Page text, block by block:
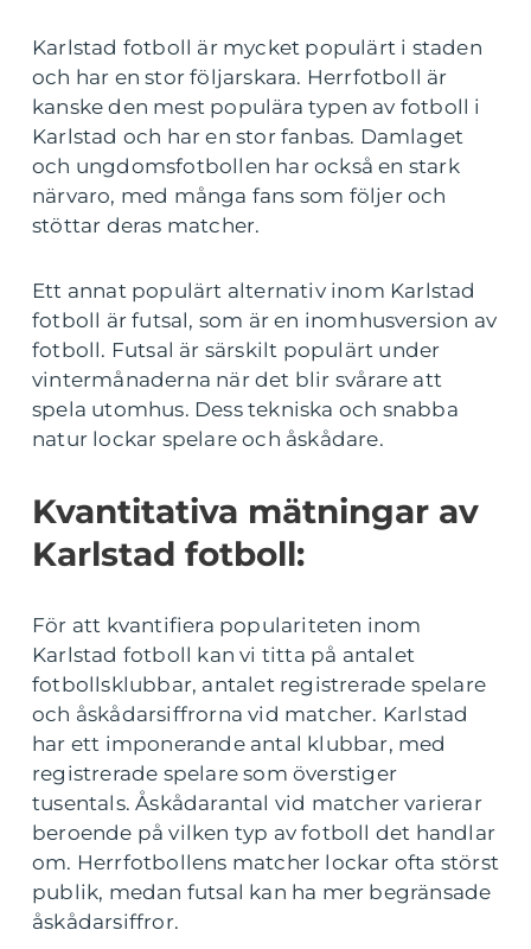
Karlstad fotboll är mycket populärt i staden
och har en stor följarskara. Herrfotboll är
kanske den mest populära typen av fotboll i
Karlstad och har en stor fanbas. Damlaget
och ungdomsfotbollen har också en stark
närvaro, med många fans som följer och
stöttar deras matcher.
Ett annat populärt alternativ inom Karlstad
fotboll är futsal, som är en inomhusversion av
fotboll. Futsal är särskilt populärt under
vintermånaderna när det blir svårare att
spela utomhus. Dess tekniska och snabba
natur lockar spelare och åskådare.
Kvantitativa mätningar av
Karlstad fotboll:
För att kvantifiera populariteten inom
Karlstad fotboll kan vi titta på antalet
fotbollsklubbar, antalet registrerade spelare
och åskådarsiffrorna vid matcher. Karlstad
har ett imponerande antal klubbar, med
registrerade spelare som överstiger
tusentals. Åskådarantal vid matcher varierar
beroende på vilken typ av fotboll det handlar
om. Herrfotbollens matcher lockar ofta störst
publik, medan futsal kan ha mer begränsade
åskådarsiffror.